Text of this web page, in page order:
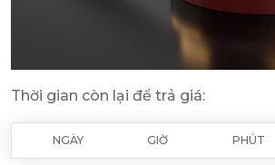
Thời gian còn lại để trả giá:
NGÀY GIỜ PHÚT